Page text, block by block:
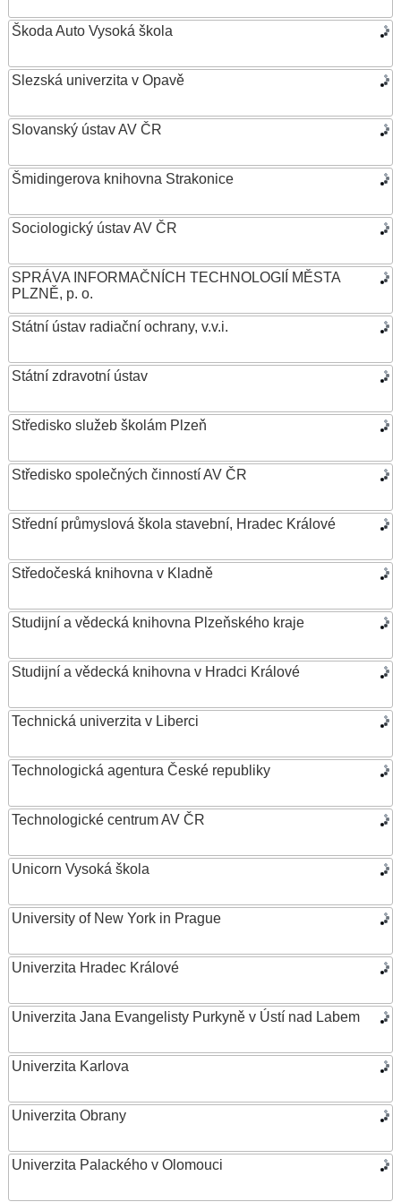
Škoda Auto Vysoká škola
Slezská univerzita v Opavě
Slovanský ústav AV ČR
Šmidingerova knihovna Strakonice
Sociologický ústav AV ČR
SPRÁVA INFORMAČNÍCH TECHNOLOGIÍ MĚSTA
PLZNĚ, p. o.
Státní ústav radiační ochrany, v.v.i.
Státní zdravotní ústav
Středisko služeb školám Plzeň
Středisko společných činností AV ČR
Střední průmyslová škola stavební, Hradec Králové
Středočeská knihovna v Kladně
Studijní a vědecká knihovna Plzeňského kraje
Studijní a vědecká knihovna v Hradci Králové
Technická univerzita v Liberci
Technologická agentura České republiky
Technologické centrum AV ČR
Unicorn Vysoká škola
University of New York in Prague
Univerzita Hradec Králové
Univerzita Jana Evangelisty Purkyně v Ústí nad Labem
Univerzita Karlova
Univerzita Obrany
Univerzita Palackého v Olomouci